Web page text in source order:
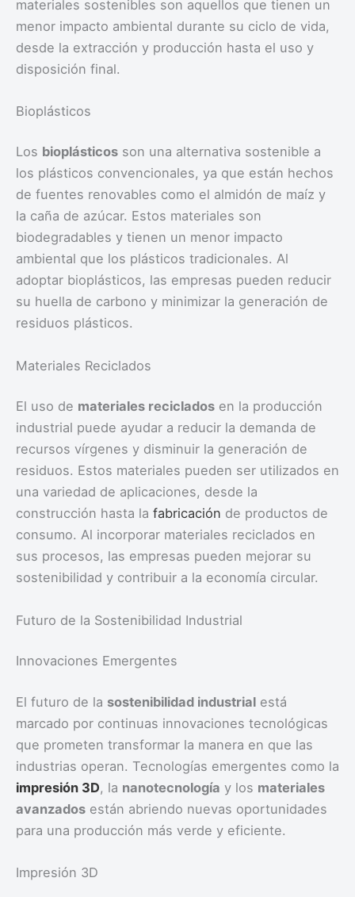
materiales sostenibles son aquellos que tienen un
menor impacto ambiental durante su ciclo de vida,
desde la extracción y producción hasta el uso y
disposición final.
Bioplásticos
Los bioplásticos son una alternativa sostenible a
los plásticos convencionales, ya que están hechos
de fuentes renovables como el almidón de maíz y
la caña de azúcar. Estos materiales son
biodegradables y tienen un menor impacto
ambiental que los plásticos tradicionales. Al
adoptar bioplásticos, las empresas pueden reducir
su huella de carbono y minimizar la generación de
residuos plásticos.
Materiales Reciclados
El uso de materiales reciclados en la producción
industrial puede ayudar a reducir la demanda de
recursos vírgenes y disminuir la generación de
residuos. Estos materiales pueden ser utilizados en
una variedad de aplicaciones, desde la
construcción hasta la fabricación de productos de
consumo. Al incorporar materiales reciclados en
sus procesos, las empresas pueden mejorar su
sostenibilidad y contribuir a la economía circular.
Futuro de la Sostenibilidad Industrial
Innovaciones Emergentes
El futuro de la sostenibilidad industrial está
marcado por continuas innovaciones tecnológicas
que prometen transformar la manera en que las
industrias operan. Tecnologías emergentes como la
impresión 3D, la nanotecnología y los materiales
avanzados están abriendo nuevas oportunidades
para una producción más verde y eficiente.
Impresión 3D